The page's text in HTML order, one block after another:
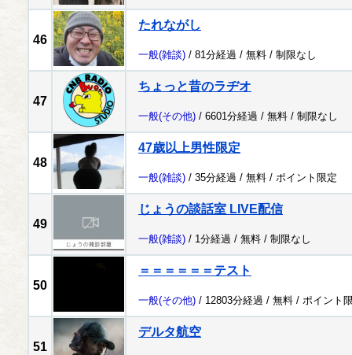
46
たれながし
一般(雑談) / 81分経過 / 無料 / 制限なし
47
ちょっと昔のラヂオ
一般(その他) / 6601分経過 / 無料 / 制限なし
48
47歳以上男性限定
一般(雑談) / 35分経過 / 無料 / ポイント限定
49
じょうの談話室 LIVE配信
一般(雑談) / 1分経過 / 無料 / 制限なし
50
＝＝＝＝＝＝テスト
一般(その他) / 12803分経過 / 無料 / ポイント
51
デルタ航空